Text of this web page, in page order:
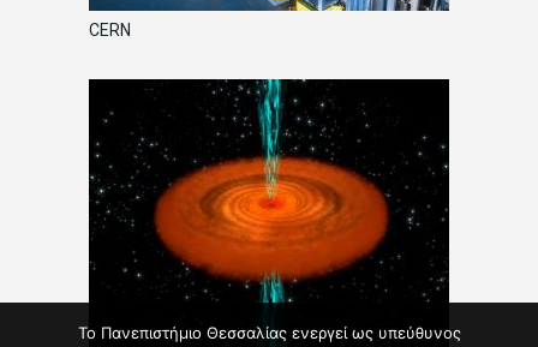
CERN
Το Πανεπιστήμιο Θεσσαλίας ενεργεί ως υπεύθυνος